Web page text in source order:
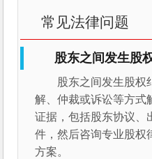
常见法律问题
股东之间发生股
股东之间发生股权
解、仲裁或诉讼等方式
证据，包括股东协议、
件，然后咨询专业股权
方案。